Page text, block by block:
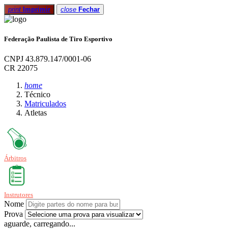
print Imprimir close Fechar
Federação Paulista de Tiro Esportivo
CNPJ 43.879.147/0001-06
CR 22075
home
Técnico
Matriculados
Atletas
Árbitros
Instrutores
Nome
Prova
aguarde, carregando...